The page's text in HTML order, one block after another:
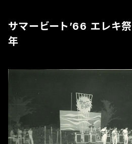
サマービート’66 エレキ
年